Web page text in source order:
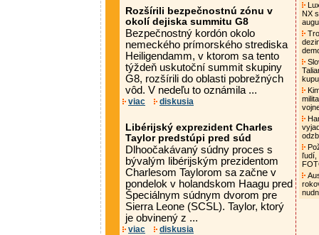
Rozšírili bezpečnostnú zónu v
okolí dejiska summitu G8
Bezpečnostný kordón okolo
nemeckého prímorského strediska
Heiligendamm, v ktorom sa tento
týždeň uskutoční summit skupiny
G8, rozšírili do oblasti pobrežných
vôd. V nedeľu to oznámila ...
viac diskusia
Libérijský exprezident Charles
Taylor predstúpi pred súd
Dlhoočakávaný súdny proces s
bývalým libérijským prezidentom
Charlesom Taylorom sa začne v
pondelok v holandskom Haagu pred
Špeciálnym súdnym dvorom pre
Sierra Leone (SCSL). Taylor, ktorý
je obvinený z ...
viac diskusia
NX
ľudí,